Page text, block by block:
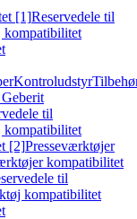
[1]Reservedele til
kompatibilitet
Kontroludstyr
til
kompatibilitet
[2]Presseværktøjer
kompatibilitet
til
kompatibilitet